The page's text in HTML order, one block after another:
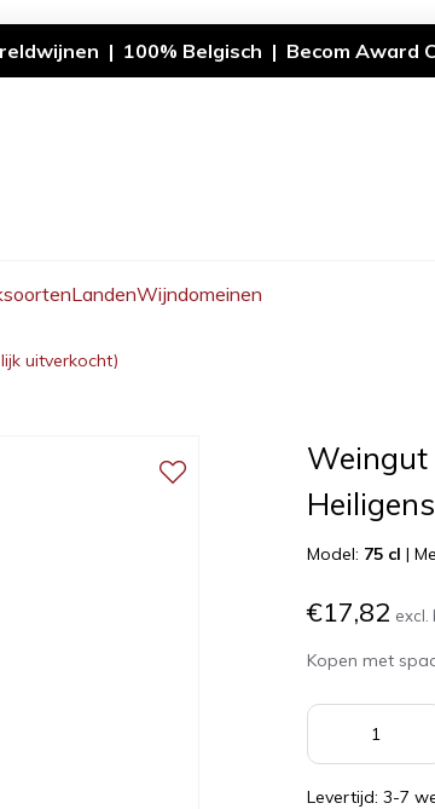
| 100% Belgisch | Becom Award
LandenWijndomeinen
uitverkocht)
Weingut
Model: 75 cl |
€17,82
Kopen met
Levertijd: 3-7